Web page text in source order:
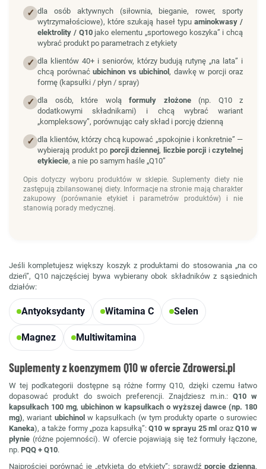
✓ dla osób aktywnych (siłownia, bieganie, rower, sporty
wytrzymałościowe), które szukają haseł typu aminokwasy /
elektrolity / Q10jako elementu „sportowego koszyka” i chcą
wybrać produkt po parametrach z etykiety
✓ dla klientów 40+ i seniorów, którzy budują rutynę „na lata” i
chcą porównać ubichinon vs ubichinol , dawkę w porcji oraz
formę (kapsułki / płyn / spray)
✓ dla osób, które wolą formuły złożone(np. Q10 z
dodatkowymi składnikami) i chcą wybrać wariant
„kompleksowy”, porównując cały skład i porcję dzienną
✓ dla klientów, którzy chcą kupować „spokojnie i konkretnie” —
wybierają produkt po porcji dziennej, liczbie porcji i czytelnej
etykiecie, a nie po samym haśle „Q10”
Opis dotyczy wyboru produktów w sklepie. Suplementy diety nie
zastępują zbilansowanej diety. Informacje na stronie mają charakter
zakupowy (porównanie etykiet i parametrów produktów) i nie
stanowią porady medycznej.
Jeśli kompletujesz większy koszyk z produktami do stosowania „na co
dzień”, Q10 najczęściej bywa wybierany obok składników z sąsiednich
działów:
Antyoksydanty Witamina C Selen
Magnez Multiwitamina
Suplementy z koenzymem Q10 w ofercie Zdrowersi.pl
W tej podkategorii dostępne są różne formy Q10, dzięki czemu łatwo
dopasować produkt do swoich preferencji. Znajdziesz m.in.: Q10 w
kapsułkach 100 mg, ubichinon w kapsułkach o wyższej dawce (np. 180
mg), wariant ubichinol w kapsułkach (w tym produkty oparte o surowiec
Kaneka), a także formy „poza kapsułką”:Q10 w sprayu 25 ml orazQ10 w
płynie (różne pojemności). W ofercie pojawiają się też formuły łączone,
np. PQQ + Q10.
Najprościej porównać je „etykieta do etykiety”: sprawdź porcję dzienną,